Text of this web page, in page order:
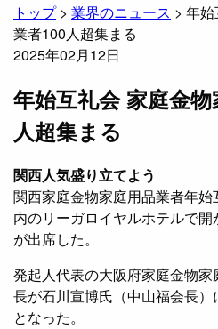
トップ> 業界のニュース > 年
業者100人超集まる
2025年02月12日
年始互礼会 家庭金
人超集まる
関西人気盛り立てよう
関西家庭金物家庭用品業者年
内のリーガロイヤルホテルで
が出席した。
発起人代表の大阪府家庭金物
長が石川宣博氏（中山福会長
となった。